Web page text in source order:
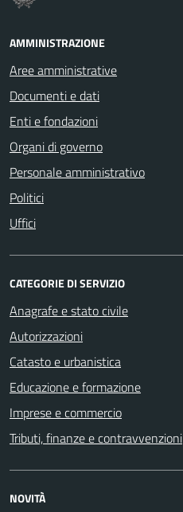
AMMINISTRAZIONE
Aree amministrative
Documenti e dati
Enti e fondazioni
Organi di governo
Personale amministrativo
Politici
Uffici
CATEGORIE DI SERVIZIO
Anagrafe e stato civile
Autorizzazioni
Catasto e urbanistica
Educazione e formazione
Imprese e commercio
Tributi, finanze e contravvenzioni
NOVITÀ